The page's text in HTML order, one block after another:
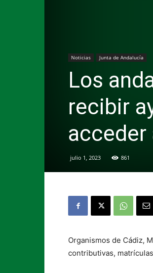
Noticias Junta de Andalucía
Los
recibir
julio 1, 2023 861
Organismos de Cádiz,
contributivas,